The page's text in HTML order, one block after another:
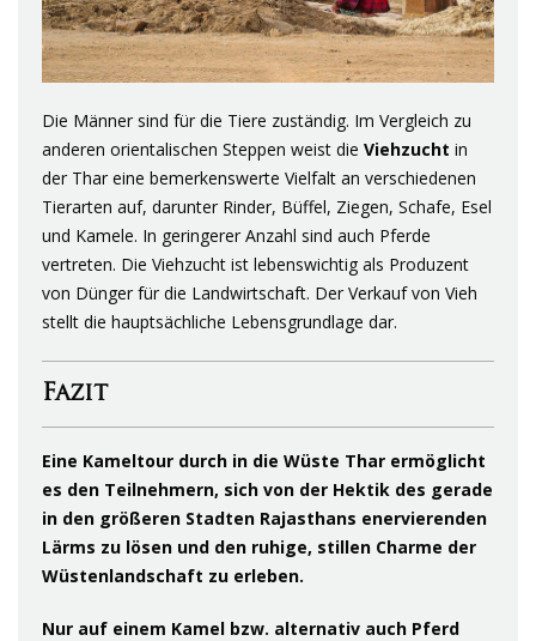
Die Männer sind für die Tiere zuständig. Im Vergleich zu
anderen orientalischen Steppen weist die Viehzucht in
der Thar eine bemerkenswerte Vielfalt an verschiedenen
Tierarten auf, darunter Rinder, Büffel, Ziegen, Schafe, Esel
und Kamele. In geringerer Anzahl sind auch Pferde
vertreten. Die Viehzucht ist lebenswichtig als Produzent
von Dünger für die Landwirtschaft. Der Verkauf von Vieh
stellt die hauptsächliche Lebensgrundlage dar.
Fazit
Eine Kameltour durch in die Wüste Thar ermöglicht
es den Teilnehmern, sich von der Hektik des gerade
in den größeren Stadten Rajasthans enervierenden
Lärms zu lösen und den ruhige, stillen Charme der
Wüstenlandschaft zu erleben.
Nur auf einem Kamel bzw. alternativ auch Pferd